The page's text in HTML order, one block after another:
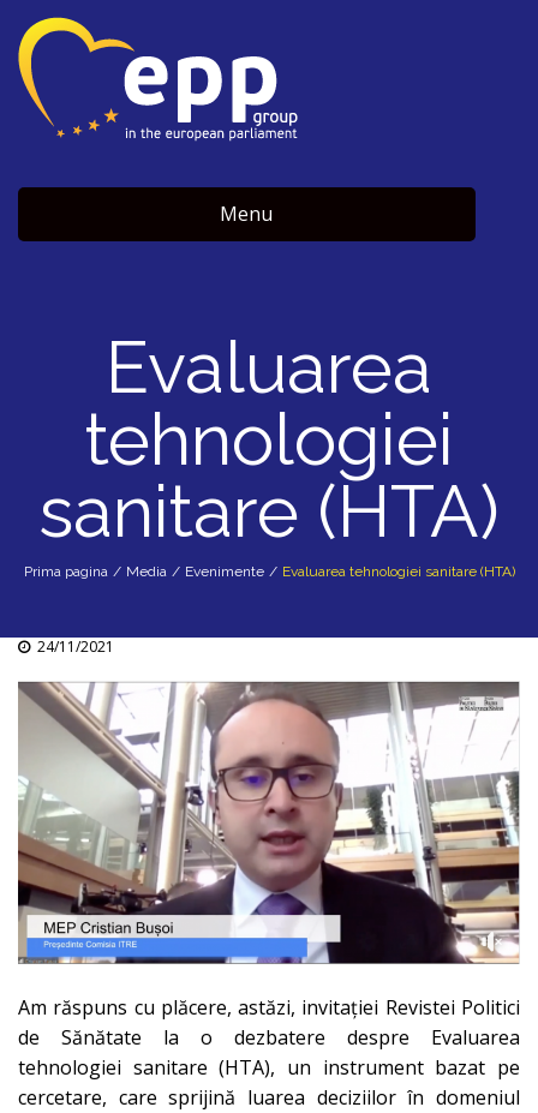
Menu
Evaluarea
tehnologiei
sanitare (HTA)
Prima pagina / Media / Evenimente / Evaluarea tehnologiei sanitare (HTA)
24/11/2021
Am răspuns cu plăcere, astăzi, invitației Revistei Politici
de Sănătate la o dezbatere despre Evaluarea
tehnologiei sanitare (HTA), un instrument bazat pe
cercetare, care sprijină luarea deciziilor în domeniul